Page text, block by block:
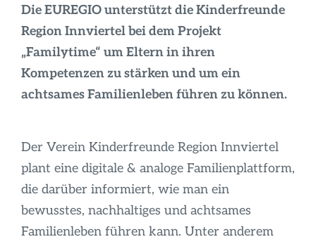
Organisation
Infos
Die EUREGIO unterstützt die Kinderfreunde
Region Innviertel bei dem Projekt
„Familytime“ um Eltern in ihren
Kompetenzen zu stärken und um ein
achtsames Familienleben führen zu können.
Der Verein Kinderfreunde Region Innviertel
plant eine digitale & analoge Familienplattform,
die darüber informiert, wie man ein
bewusstes, nachhaltiges und achtsames
Familienleben führen kann. Unter anderem